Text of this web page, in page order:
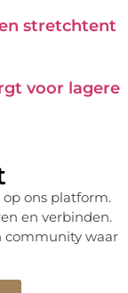
stretchtent
voor lagere
ons platform.
en verbinden.
community waar